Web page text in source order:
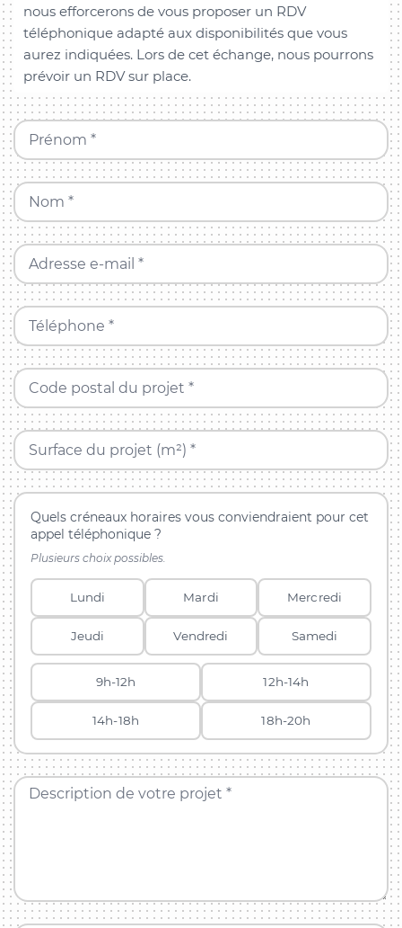
nous efforcerons de vous proposer un RDV
téléphonique adapté aux disponibilités que vous
aurez indiquées. Lors de cet échange, nous pourrons
prévoir un RDV sur place.
Prénom *
Nom *
Adresse e-mail *
Téléphone *
Code postal du projet *
Surface du projet (m²) *
Quels créneaux horaires vous conviendraient pour cet
appel téléphonique ?
Plusieurs choix possibles.
Lundi Mardi Mercredi
Jeudi Vendredi Samedi
9h-12h 12h-14h
14h-18h 18h-20h
Description de votre projet *